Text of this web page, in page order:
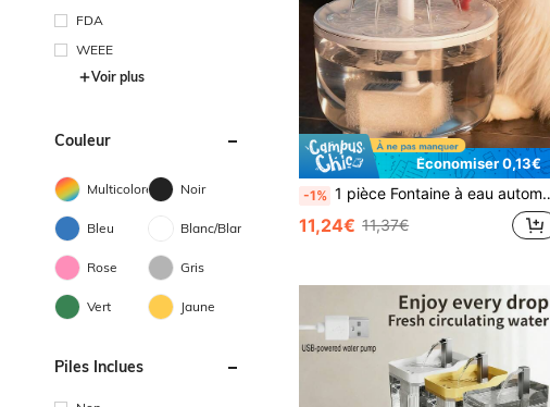
FDA
WEEE
Voir plus
Couleur
Multicolore Noir
Bleu Blanc/Blanche
Rose Gris
Vert Jaune
Piles Inclues
Économiser 0,13€
-1% 1 pièce Fontaine à eau automatique pour animaux de compagnie alimentée par USB 50,72 oz, fonctionnement silencieux, conception facile à nettoyer, convient aux chats et petits animaux, sans batterie requise (adaptateur non inclus), pompe à eau de couleur aléatoire, respectueuse des moustaches
11,24€ 11,37€